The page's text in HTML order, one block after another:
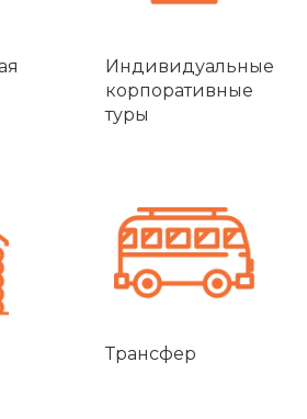
Индивидуальные
корпоративные
туры
Трансфер